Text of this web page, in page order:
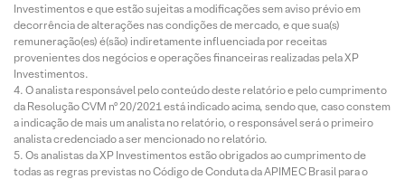
Investimentos e que estão sujeitas a modificações sem aviso prévio em
decorrência de alterações nas condições de mercado, e que sua(s)
remuneração(es) é(são) indiretamente influenciada por receitas
provenientes dos negócios e operações financeiras realizadas pela XP
Investimentos.
O analista responsável pelo conteúdo deste relatório e pelo cumprimento
da Resolução CVM nº 20/2021 está indicado acima, sendo que, caso constem
a indicação de mais um analista no relatório, o responsável será o primeiro
analista credenciado a ser mencionado no relatório.
Os analistas da XP Investimentos estão obrigados ao cumprimento de
todas as regras previstas no Código de Conduta da APIMEC Brasil para o